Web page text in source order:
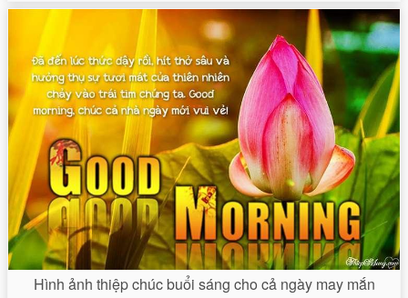
Hình ảnh thiệp chúc buổi sáng cho cả ngày may mắn